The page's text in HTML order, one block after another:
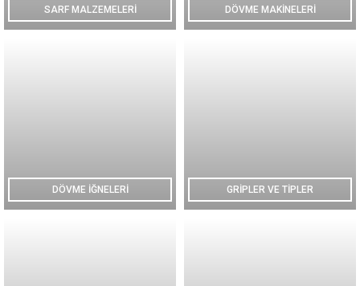
SARF MALZEMELERİ DÖVME MAKİNELERİ
DÖVME İĞNELERİ GRİPLER VE TİPLER